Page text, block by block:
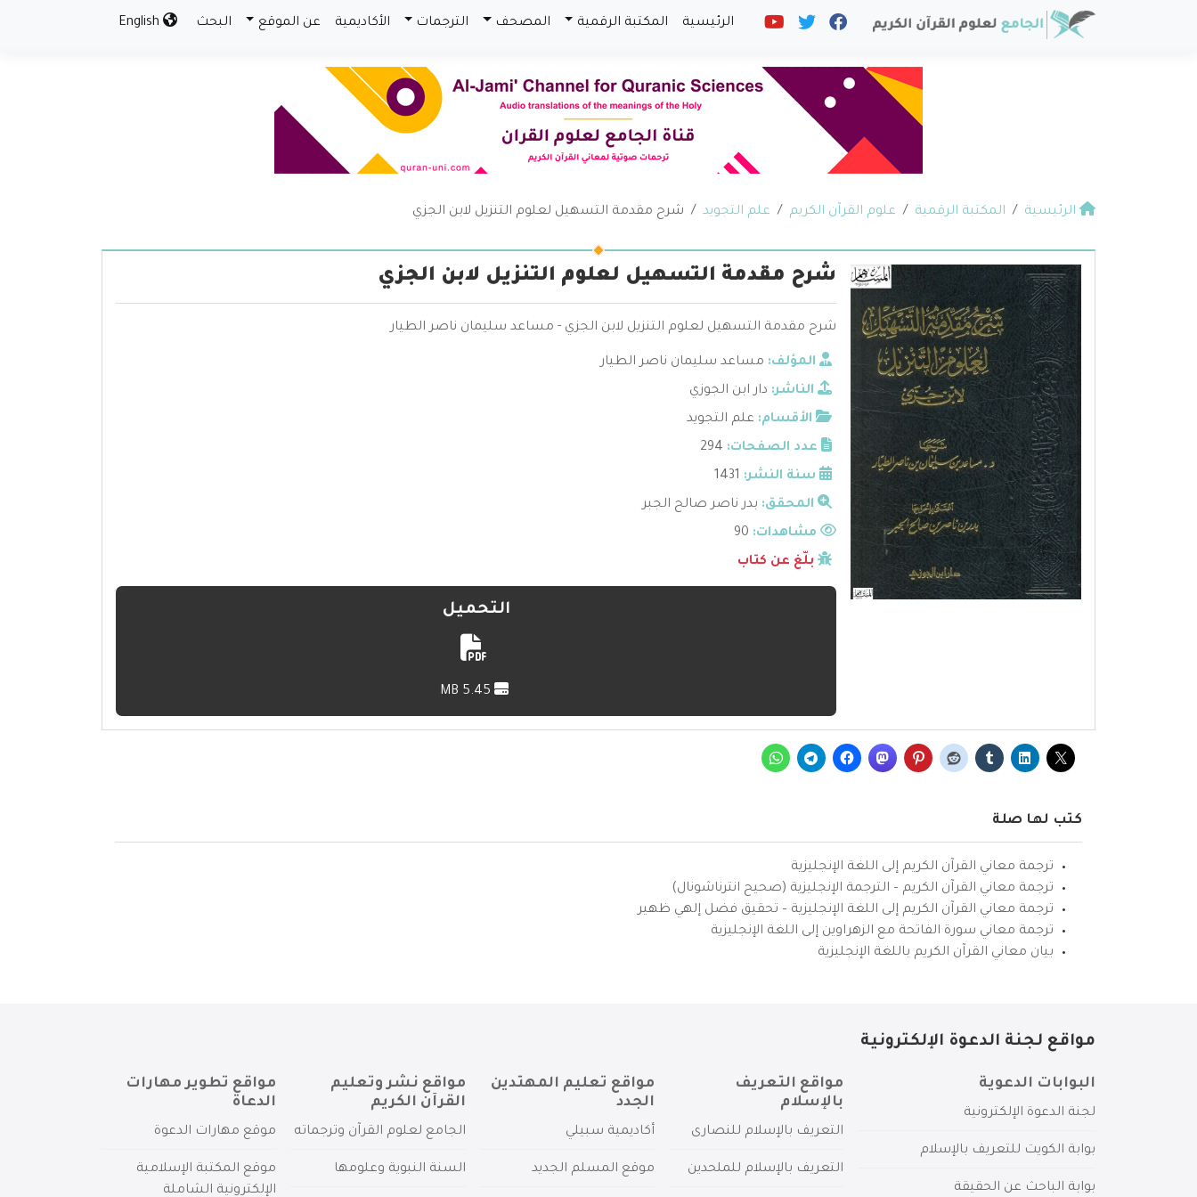
الرئيسية المكتبة الرقمية المصحف الترجمات الأكاديمية عن الموقع البحث
الرئيسية المكتبة الرقمية علوم القرآن الكريم علم التجويد شرح مقدمة التسهيل لعلوم التنزيل لابن الجزي
شرح مقدمة التسهيل لعلوم التنزيل لابن الجزي
شرح مقدمة التسهيل لعلوم التنزيل لابن الجزي - مساعد سليمان ناصر الطيار
المؤلف: مساعد سليمان ناصر الطيار
الناشر: دار ابن الجوزي
الأقسام: علم التجويد
عدد الصفحات: 294
سنة النشر: 1431
المحقق: بدر ناصر صالح الجبر
مشاهدات:
بلّغ عن كتاب
التحميل
كتب لها صلة
ترجمة معاني القرآن الكريم إلى اللغة الإنجليزية
ترجمة معاني القرآن الكريم – الترجمة الإنجليزية (صحيح انترناشونال)
ترجمة معاني القرآن الكريم إلى اللغة الإنجليزية – تحقيق فضل إلهي ظهير
ترجمة معاني سورة الفاتحة مع الزهراوين إلى اللغة الإنجليزية
بيان معاني القرآن الكريم باللغة الإنجليزية
مواقع لجنة الدعوة الإلكترونية
البوابات الدعوية
لجنة الدعوة الإلكترونية
بوابة الكويت للتعريف بالإسلام
بوابة الباحث عن الحقيقة
مواقع التعريف
بالإسلام
التعريف بالإسلام للنصارى
التعريف بالإسلام للملحدين
مواقع تعليم المهتدين
الجدد
أكاديمية سبيلي
موقع المسلم الجديد
مواقع نشر وتعليم
القرآن الكريم
الجامع لعلوم القرآن وترجماته
السنة النبوية وعلومها
مواقع تطوير مهارات
الدعاة
موقع مهارات الدعوة
موقع المكتبة الإسلامية
الإلكترونية الشاملة